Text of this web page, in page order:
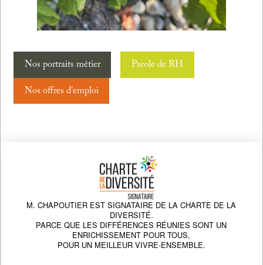
Nos portraits métier Parole de RH
Nos offres d'emploi
M. CHAPOUTIER EST SIGNATAIRE DE LA CHARTE DE LA
DIVERSITÉ.
PARCE QUE LES DIFFÉRENCES RÉUNIES SONT UN
ENRICHISSEMENT POUR TOUS,
POUR UN MEILLEUR VIVRE-ENSEMBLE.